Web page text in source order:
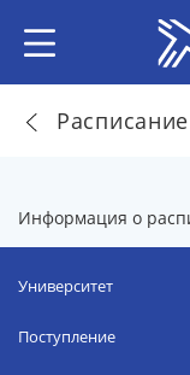
Информация о
Университет
Поступление